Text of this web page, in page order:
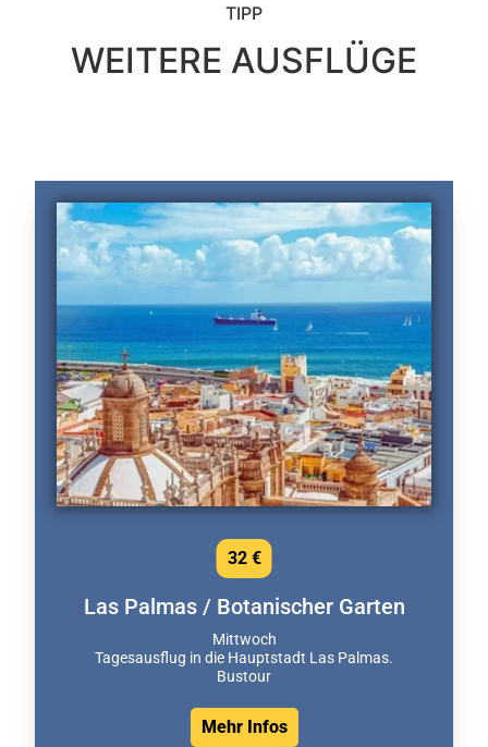
TIPP
WEITERE AUSFLÜGE
Las Palmas / Botanischer Garten
Mittwoch
Tagesausflug in die Hauptstadt Las Palmas.
Bustour
Mehr Infos
32 €